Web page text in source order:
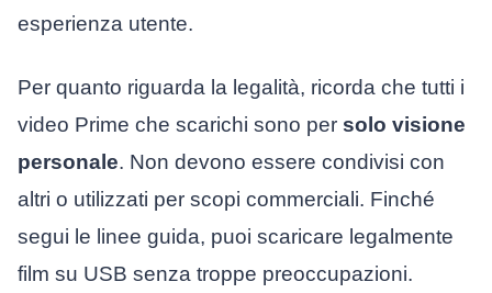
esperienza utente.
Per quanto riguarda la legalità, ricorda che tutti i
video Prime che scarichi sono per solo visione
personale. Non devono essere condivisi con
altri o utilizzati per scopi commerciali. Finché
segui le linee guida, puoi scaricare legalmente
film su USB senza troppe preoccupazioni.